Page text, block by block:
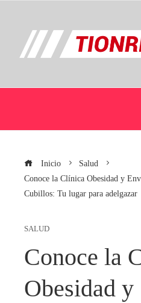
Inicio
Salud
Conoce la Clínica Obesidad y
Cubillos: Tu lugar para adelgazar
SALUD
Conoce la
Obesidad y